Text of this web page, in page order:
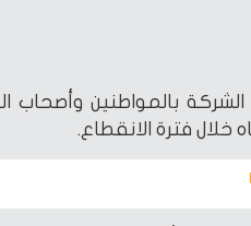
بالمواطنين وأصحاب
خلال فترة الانقطاع.